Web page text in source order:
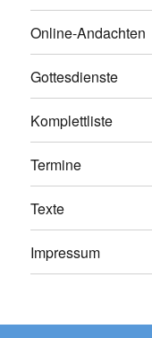
Online-Andachten
Gottesdienste
Komplettliste
Termine
Texte
Impressum